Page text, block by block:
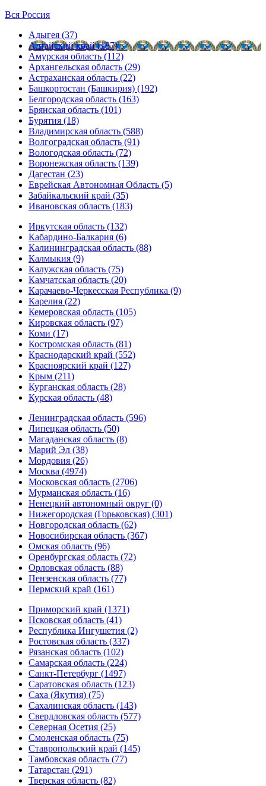
Вся Россия
Адыгея (37)
Алтайский край (187)
Амурская область (112)
Архангельская область (29)
Астраханская область (22)
Башкортостан (Башкирия) (192)
Белгородская область (163)
Брянская область (101)
Бурятия (18)
Владимирская область (588)
Волгоградская область (91)
Вологодская область (72)
Воронежская область (139)
Дагестан (23)
Еврейская Автономная Область (5)
Забайкальский край (35)
Ивановская область (183)
Иркутская область (132)
Кабардино-Балкария (6)
Калининградская область (88)
Калмыкия (9)
Калужская область (75)
Камчатская область (20)
Карачаево-Черкесская Республика (9)
Карелия (22)
Кемеровская область (105)
Кировская область (97)
Коми (17)
Костромская область (81)
Краснодарский край (552)
Красноярский край (127)
Крым (211)
Курганская область (28)
Курская область (48)
Ленинградская область (596)
Липецкая область (50)
Магаданская область (8)
Марий Эл (38)
Мордовия (26)
Москва (4974)
Московская область (2706)
Мурманская область (16)
Ненецкий автономный округ (0)
Нижегородская (Горьковская) (301)
Новгородская область (62)
Новосибирская область (367)
Омская область (96)
Оренбургская область (72)
Орловская область (88)
Пензенская область (77)
Пермский край (161)
Приморский край (1371)
Псковская область (41)
Республика Ингушетия (2)
Ростовская область (337)
Рязанская область (102)
Самарская область (224)
Санкт-Петербург (1497)
Саратовская область (123)
Саха (Якутия) (75)
Сахалинская область (143)
Свердловская область (577)
Северная Осетия (25)
Смоленская область (75)
Ставропольский край (145)
Тамбовская область (77)
Татарстан (291)
Тверская область (82)